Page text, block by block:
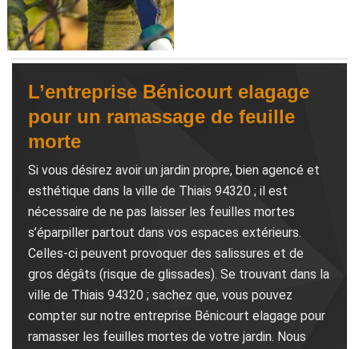
L’entreprise Bénicourt elagage
pour un ramassage de feuille
morte
Si vous désirez avoir un jardin propre, bien agencé et
esthétique dans la ville de Thiais 94320 ; il est
nécessaire de ne pas laisser les feuilles mortes
s’éparpiller partout dans vos espaces extérieurs.
Celles-ci peuvent provoquer des salissures et de
gros dégâts (risque de glissades). Se trouvant dans la
ville de Thiais 94320 ; sachez que, vous pouvez
compter sur notre entreprise Bénicourt elagage pour
ramasser les feuilles mortes de votre jardin. Nous